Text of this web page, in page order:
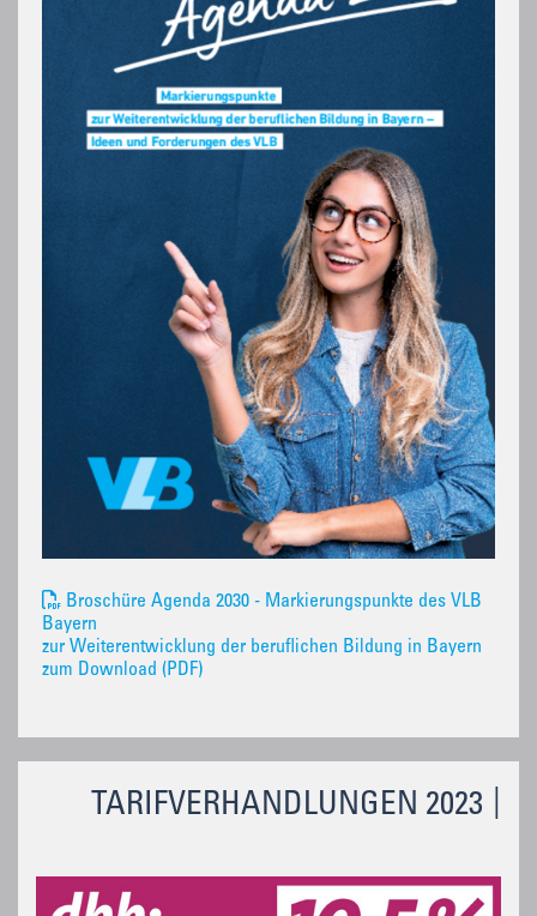
TARIFVERHANDLUNGEN 2023
Broschüre Agenda 2030 - Markierungspunkte des VLB
Bayern
zur Weiterentwicklung der beruflichen Bildung in Bayern
zum Download (PDF)